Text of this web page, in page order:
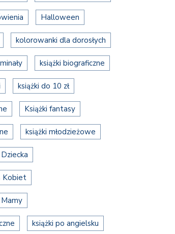
Halloween
kolorowanki dla dorosłych
książki biograficzne
książki do 10 zł
Książki fantasy
książki młodzieżowe
Kobiet
książki po angielsku